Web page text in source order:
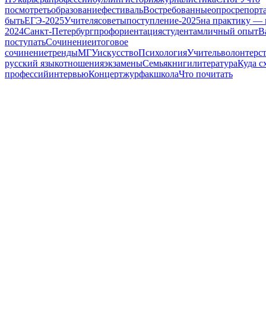
посмотретьобразованиефестивальВостребованныеопрос
бытьЕГЭ-2025Учителясоветыпоступление-2025на практику
2024Санкт-Петербургпрофориентациястудентамличный опыт
поступатьСочинениеитоговое
сочинениетрендыМГУискусствоПсихологияУчитель
русский языкотношенияэкзаменыСемьякнигилитератураКуда
профессийинтервьюКонцертжурфакшколаЧто почитать